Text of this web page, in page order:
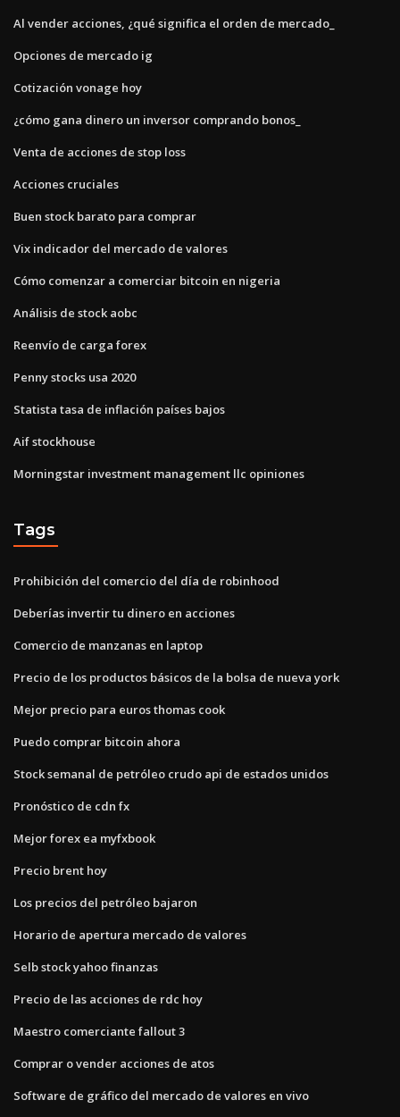
Al vender acciones, ¿qué significa el orden de mercado_
Opciones de mercado ig
Cotización vonage hoy
¿cómo gana dinero un inversor comprando bonos_
Venta de acciones de stop loss
Acciones cruciales
Buen stock barato para comprar
Vix indicador del mercado de valores
Cómo comenzar a comerciar bitcoin en nigeria
Análisis de stock aobc
Reenvío de carga forex
Penny stocks usa 2020
Statista tasa de inflación países bajos
Aif stockhouse
Morningstar investment management llc opiniones
Tags
Prohibición del comercio del día de robinhood
Deberías invertir tu dinero en acciones
Comercio de manzanas en laptop
Precio de los productos básicos de la bolsa de nueva york
Mejor precio para euros thomas cook
Puedo comprar bitcoin ahora
Stock semanal de petróleo crudo api de estados unidos
Pronóstico de cdn fx
Mejor forex ea myfxbook
Precio brent hoy
Los precios del petróleo bajaron
Horario de apertura mercado de valores
Selb stock yahoo finanzas
Precio de las acciones de rdc hoy
Maestro comerciante fallout 3
Comprar o vender acciones de atos
Software de gráfico del mercado de valores en vivo